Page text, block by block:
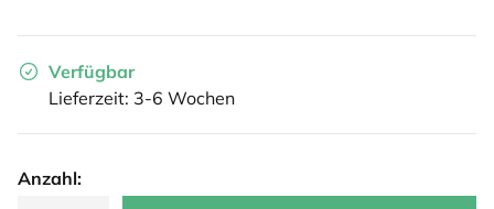
Verfügbar
Lieferzeit: 3-6 Wochen
Anzahl: